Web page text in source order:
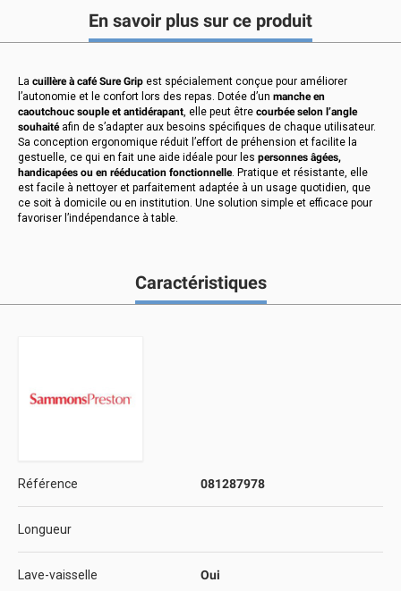
En savoir plus sur ce produit
La cuillère à café Sure Grip est spécialement conçue pour améliorer
l’autonomie et le confort lors des repas. Dotée d’un manche en
caoutchouc souple et antidérapant , elle peut être courbée selon l’angle
souhaitéafin de s’adapter aux besoins spécifiques de chaque utilisateur.
Sa conception ergonomique réduit l’effort de préhension et facilite la
gestuelle, ce qui en fait une aide idéale pour les personnes âgées,
handicapées ou en rééducation fonctionnelle. Pratique et résistante, elle
est facile à nettoyer et parfaitement adaptée à un usage quotidien, que
ce soit à domicile ou en institution. Une solution simple et efficace pour
favoriser l’indépendance à table.
Caractéristiques
Référence 081287978
Longueur
Lave-vaisselle Oui